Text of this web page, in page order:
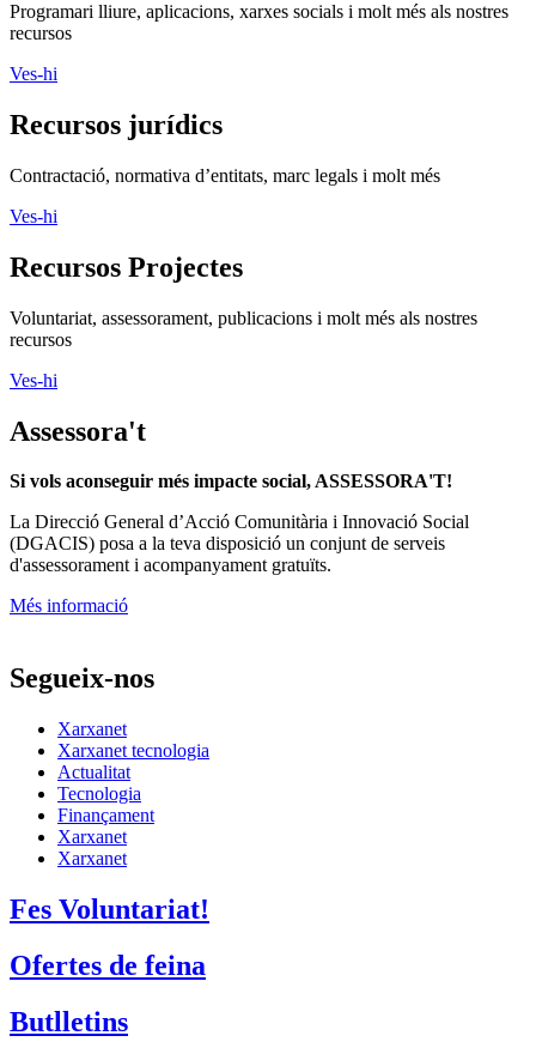
Programari lliure, aplicacions, xarxes socials i molt més als nostres
recursos
Ves-hi
Recursos jurídics
Contractació, normativa d’entitats, marc legals i molt més
Ves-hi
Recursos Projectes
Voluntariat, assessorament, publicacions i molt més als nostres
recursos
Ves-hi
Assessora't
Si vols aconseguir més impacte social, ASSESSORA'T!
La Direcció General d’Acció Comunitària i Innovació Social
(DGACIS) posa a la teva disposició un conjunt de serveis
d'assessorament i acompanyament gratuïts.
Més informació
Segueix-nos
Xarxanet
Xarxanet tecnologia
Actualitat
Tecnologia
Finançament
Xarxanet
Xarxanet
Fes Voluntariat!
Ofertes de feina
Butlletins